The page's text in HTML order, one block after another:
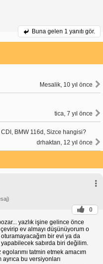
Buna gelen 1 yanıtı gör.
Mesalik, 10 yıl önce
tica, 7 yıl önce
BMW 116d, Sizce hangisi?
drhaktan, 12 yıl önce
0
yazlık işine gelince önce
ev almayı düşünüyorum o
bir evi ya da
yapabilecek sabırda biri değilim.
tatmin etmek amacım
ayrıca bu versiyonları